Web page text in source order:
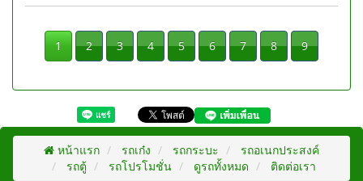
1 2 3 4 5 6 7 8 9
หน้าแรก รถเก๋ง รถกระบะ
รถอเนกประสงค์
รถตู้
รถโปรโมชั่น ดูรถทั้งหมด ติดต่อเรา